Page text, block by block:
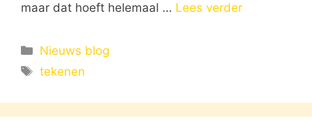
maar dat hoeft helemaal … Lees verder
Categorieën
Nieuws blog
Tags
tekenen